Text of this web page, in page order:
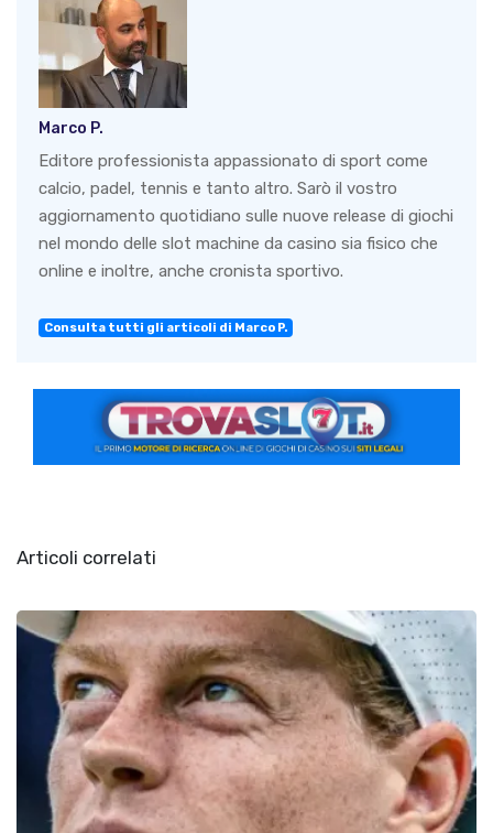
Marco P.
Editore professionista appassionato di sport come
calcio, padel, tennis e tanto altro. Sarò il vostro
aggiornamento quotidiano sulle nuove release di giochi
nel mondo delle slot machine da casino sia fisico che
online e inoltre, anche cronista sportivo.
Consulta tutti gli articoli di Marco P.
Articoli correlati